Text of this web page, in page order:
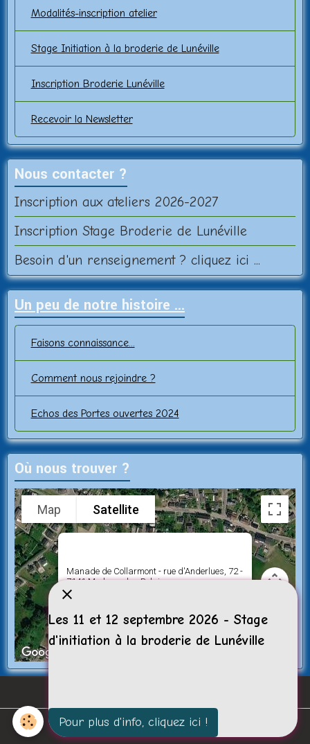
Les 11 et 12 septembre 2026 - Stage
d'initiation à la broderie de Lunéville
Pour plus d'info, cliquez ici !
Modalités-inscription atelier
Stage Initiation à la broderie de Lunéville
Inscription Broderie Lunéville
Recevoir la Newsletter
Nous contacter ?
Inscription aux ateliers 2026-2027
Inscription Stage Broderie de Lunéville
Besoin d'un renseignement ? cliquez ici ...
Un peu de notre histoire ...
Faisons connaissance...
Comment nous rejoindre ?
Echos des Portes ouvertes 2024
Où nous trouver ?
Manade de Collarmont - rue d'Anderlues, 72 -
7141 Morlanwelz - Belgique
Map Satellite
Gestion des cookies